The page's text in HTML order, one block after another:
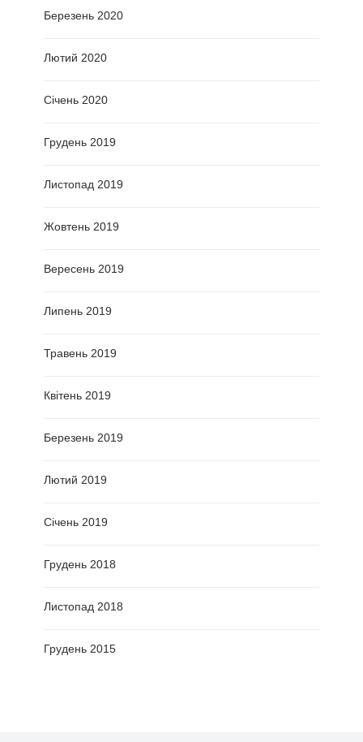
Березень 2020
Лютий 2020
Січень 2020
Грудень 2019
Листопад 2019
Жовтень 2019
Вересень 2019
Липень 2019
Травень 2019
Квітень 2019
Березень 2019
Лютий 2019
Січень 2019
Грудень 2018
Листопад 2018
Грудень 2015